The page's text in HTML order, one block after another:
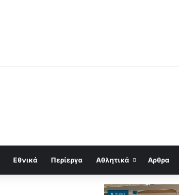
Εθνικά Περίεργα Αθλητικά Αρθρα